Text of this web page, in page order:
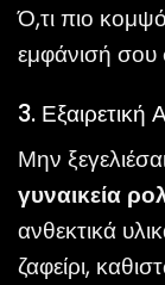
Ό,τι πιο
εμφάνισή σου
3. Εξαιρετική
Μην
γυναικεία
ανθεκτικά
ζαφείρι,